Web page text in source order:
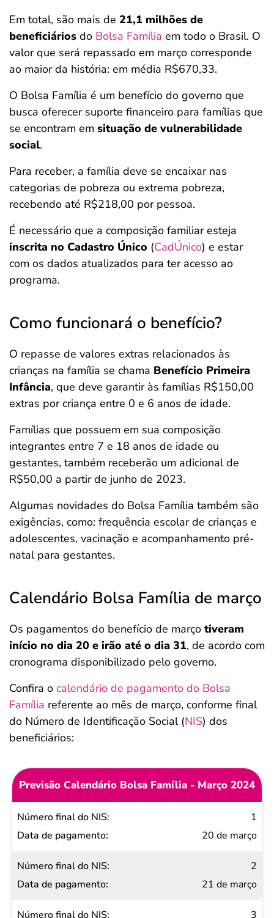
Em total, são mais de 21,1 milhões de
beneficiários do Bolsa Família em todo o Brasil. O
valor que será repassado em março corresponde
ao maior da história: em média R$670,33.
O Bolsa Família é um benefício do governo que
busca oferecer suporte financeiro para famílias que
se encontram em situação de vulnerabilidade
social.
Para receber, a família deve se encaixar nas
categorias de pobreza ou extrema pobreza,
recebendo até R$218,00 por pessoa.
É necessário que a composição familiar esteja
inscrita no Cadastro Único (CadÚnico) e estar
com os dados atualizados para ter acesso ao
programa.
Como funcionará o benefício?
O repasse de valores extras relacionados às
crianças na família se chama Benefício Primeira
Infância, que deve garantir às famílias R$150,00
extras por criança entre 0 e 6 anos de idade.
Famílias que possuem em sua composição
integrantes entre 7 e 18 anos de idade ou
gestantes, também receberão um adicional de
R$50,00 a partir de junho de 2023.
Algumas novidades do Bolsa Família também são
exigências, como: frequência escolar de crianças e
adolescentes, vacinação e acompanhamento pré-
natal para gestantes.
Calendário Bolsa Família de março
Os pagamentos do benefício de março tiveram
início no dia 20 e irão até o dia 31, de acordo com
cronograma disponibilizado pelo governo.
Confira o calendário de pagamento do Bolsa
Família referente ao mês de março, conforme final
do Número de Identificação Social (NIS) dos
beneficiários:
Previsão Calendário Bolsa Família - Março 2024
Número
final do
Data de
pagamento
1
20 de março
2
21 de março
3